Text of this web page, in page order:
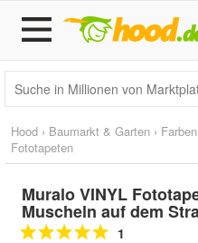
Hood › Baumarkt & Garten ›
Fototapeten
Muralo VINYL
Muscheln auf dem
1